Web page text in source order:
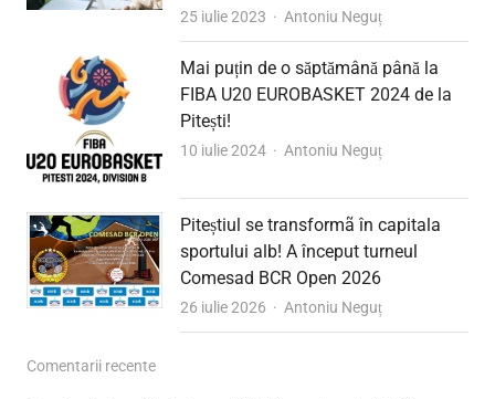
25 iulie 2023 Author
Antoniu Neguț
Mai puțin de o săptămână până la
FIBA U20 EUROBASKET 2024 de la
Pitești!
10 iulie 2024 Author
Antoniu Neguț
Piteștiul se transformã în capitala
sportului alb! A început turneul
Comesad BCR Open 2026
26 iulie 2026 Author
Antoniu Neguț
Comentarii recente